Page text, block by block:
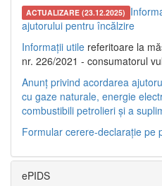
ACTUALIZARE (23.12.2025)
ajutorului pentru încălzire
Informații utile referitoare la
nr. 226/2021 - consumatorul
Anunț privind acordarea
cu gaze naturale, energie
combustibili petrolieri și a
Formular cerere-declarație pe
ePIDS